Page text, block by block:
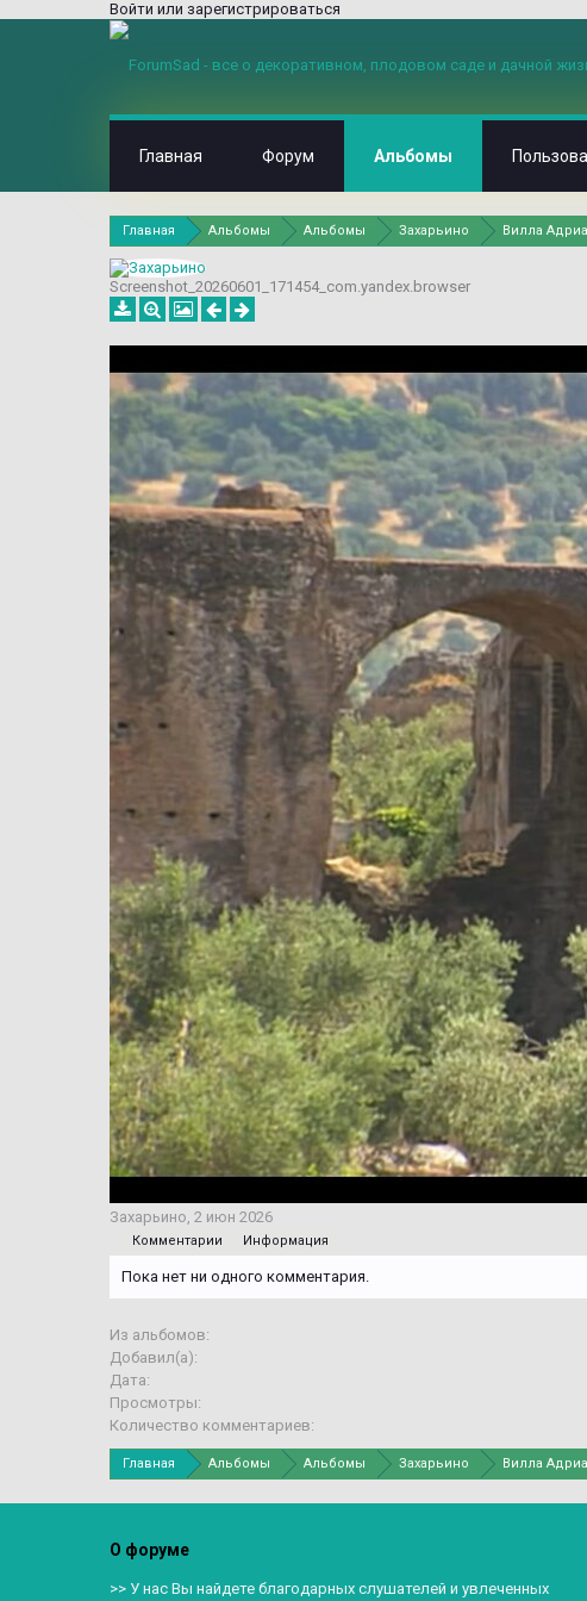
Войти или зарегистрироваться
Главная Альбомы Альбомы Захарьино Вилла
Screenshot_20260601_171454_com.yandex.browser
Захарьино, 2 июн 2026
Комментарии Информация
Пока нет ни одного комментария.
Из альбомов:
Добавил(а):
Дата:
Просмотры:
Количество комментариев:
Главная Альбомы Альбомы Захарьино Вилла
Главная Форум Альбомы
О форуме
>> У нас Вы найдете благодарных слушателей и увлеченных